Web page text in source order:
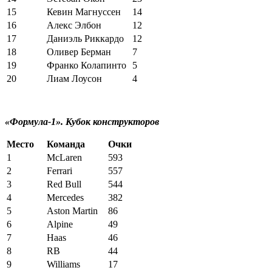
15
Кевин Магнуссен
14
16
Алекс Элбон
12
17
Даниэль Риккардо
12
18
Оливер Берман
7
19
Франко Колапинто
5
20
Лиам Лоусон 4
«Формула-1». Кубок конструкторов
Место Команда
Очки
1
McLaren
593
2
Ferrari
557
3
Red Bull
544
4
Mercedes
382
5
Aston Martin
86
6
Alpine
49
7
Haas
46
8
RB
44
9
Williams
17